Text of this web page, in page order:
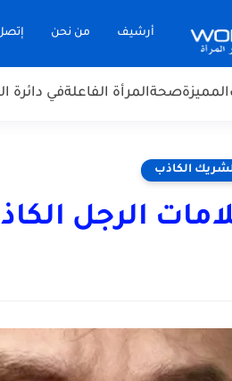
أرشيف من نحن
المميزةصحةالمرأة الفاعلةفي دائرة
الرجل